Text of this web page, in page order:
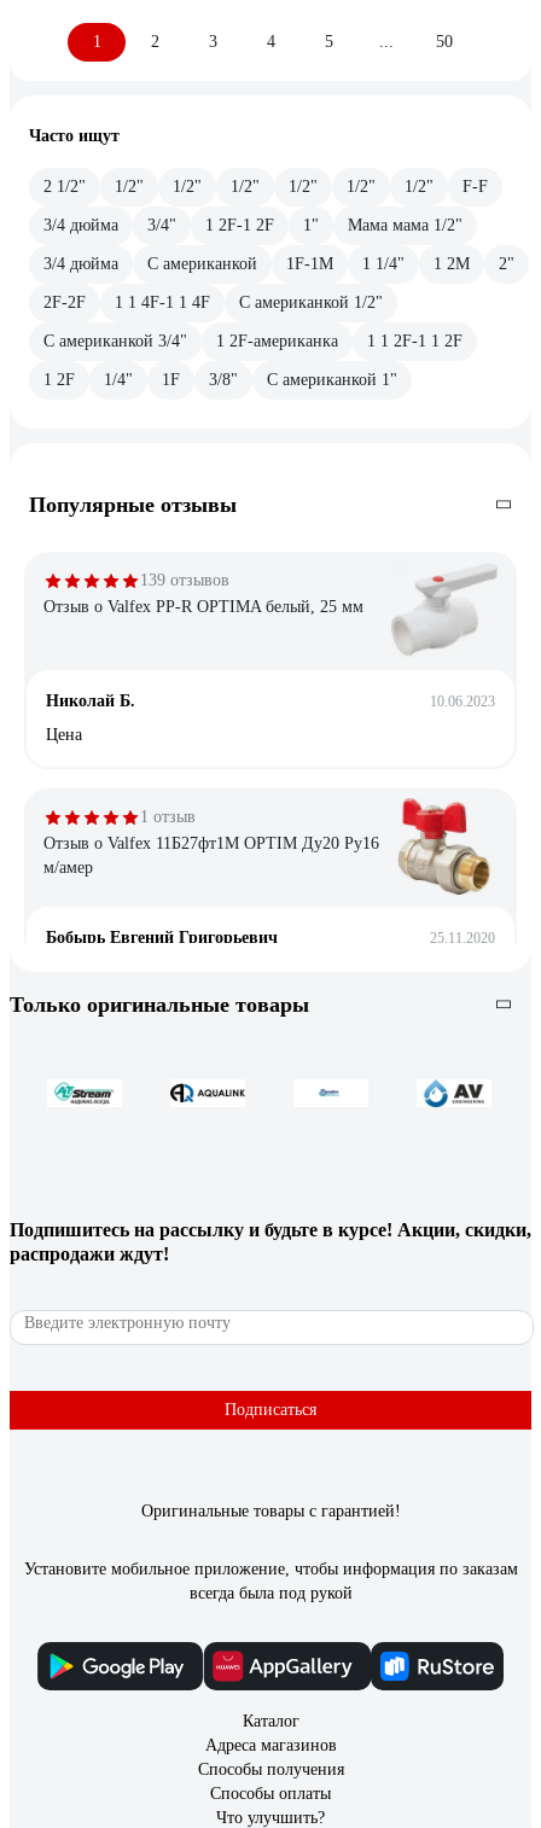
1 2 3 4 5 50
Часто ищут
2 1/2" 1/2" 1/2" 1/2" 1/2" 1/2" 1/2" F-F
3/4 дюйма 3/4" 1 2F-1 2F 1" Мама мама 1/2"
3/4 дюйма С американкой 1F-1M 1 1/4" 1 2M 2"
2F-2F 1 1 4F-1 1 4F С американкой 1/2"
С американкой 3/4" 1 2F-американка 1 1 2F-1 1 2F
1 2F 1/4" 1F 3/8" С американкой 1"
Популярные отзывы
139 отзывов
Отзыв о Valfex PP-R OPTIMA белый, 25 мм
Николай Б. 10.06.2023
Цена
1 отзыв
Отзыв о Valfex 11Б27фт1М OPTIM Ду20 Ру16
м/амер
Бобырь Евгений Григорьевич 25.11.2020
Отзыв о DN.ru КШМП.316.230 Ду15 Ру63
SS316 резьбовой
положения.
Только оригинальные товары
Подпишитесь на рассылку и будьте в курсе! Акции, скидки,
распродажи ждут!
Подписаться
Оригинальные товары с гарантией!
Установите мобильное приложение, чтобы информация по заказам
всегда была под рукой
Каталог
Адреса магазинов
Способы получения
Способы оплаты
Что улучшить?